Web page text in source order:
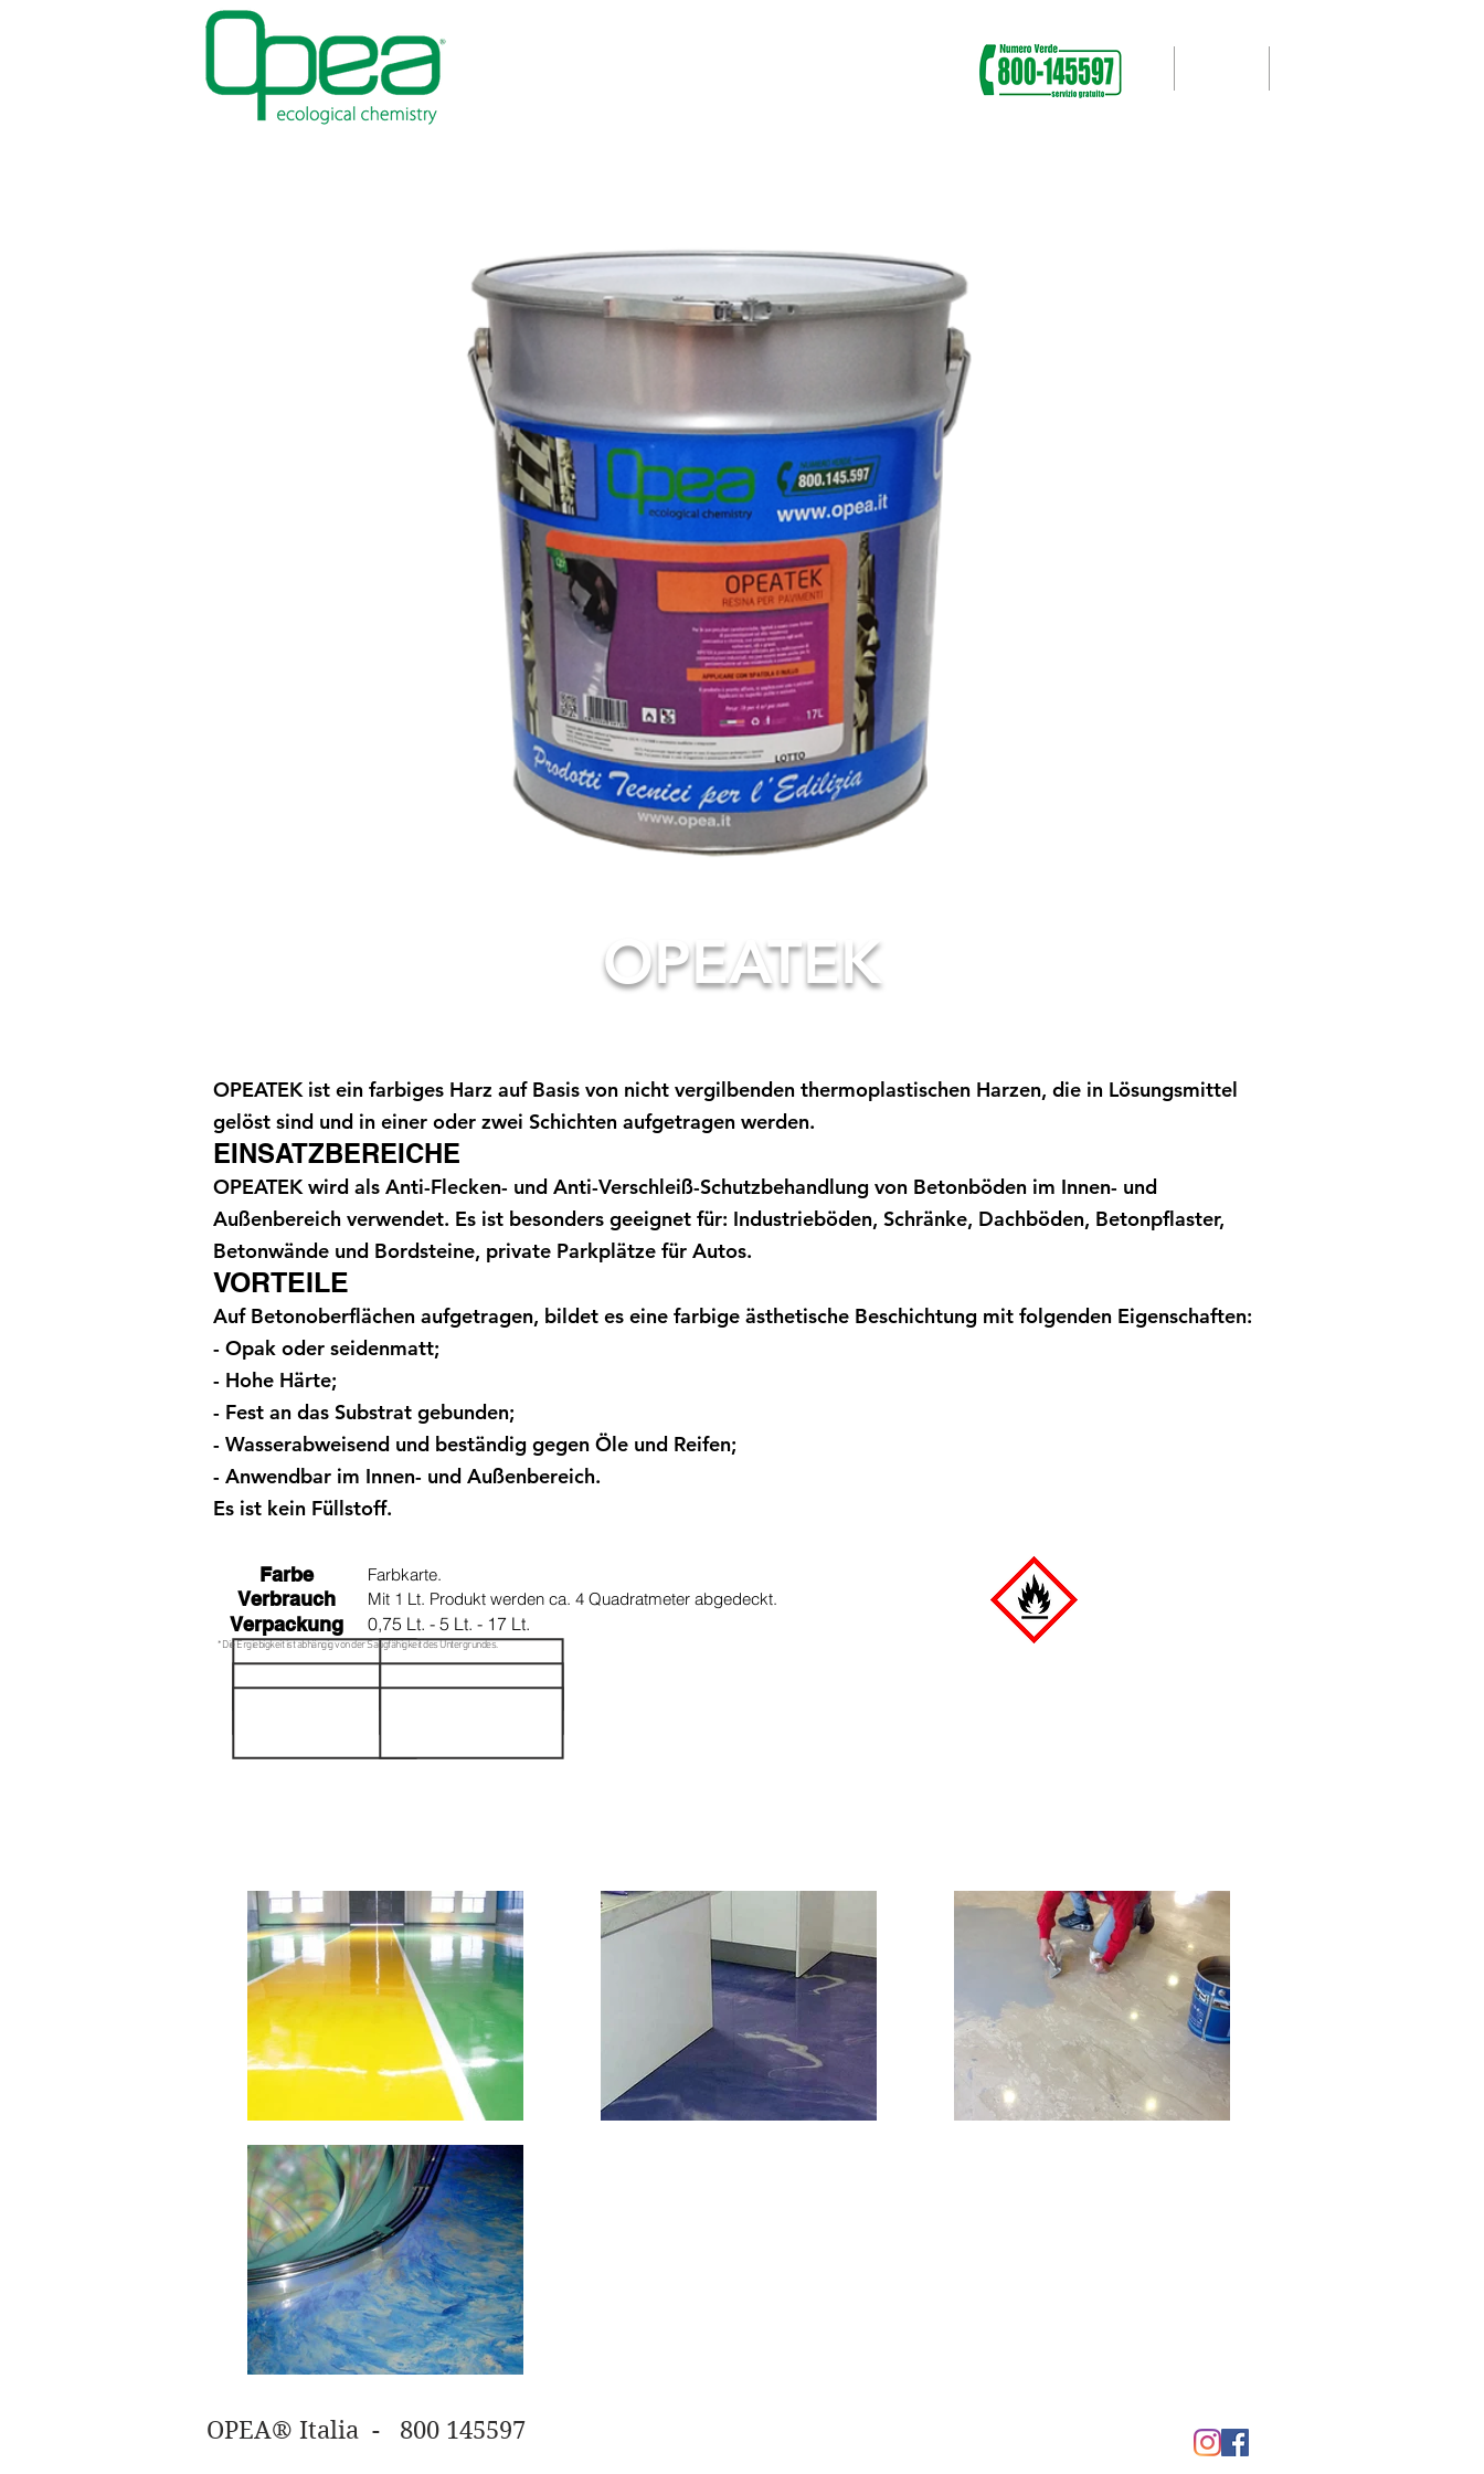
OPEATEK
OPEATEK ist ein farbiges Harz auf Basis von nicht vergilbenden thermoplastischen Harzen, die in Lösungsmittel
gelöst sind und in einer oder zwei Schichten aufgetragen werden.
EINSATZBEREICHE
OPEATEK wird als Anti-Flecken- und Anti-Verschleiß-Schutzbehandlung von Betonböden im Innen- und
Außenbereich verwendet. Es ist besonders geeignet für: Industrieböden, Schränke, Dachböden, Betonpflaster,
Betonwände und Bordsteine, private Parkplätze für Autos.
VORTEILE
Auf Betonoberflächen aufgetragen, bildet es eine farbige ästhetische Beschichtung mit folgenden Eigenschaften:
- Opak oder seidenmatt;
- Hohe Härte;
- Fest an das Substrat gebunden;
- Wasserabweisend und beständig gegen Öle und Reifen;
- Anwendbar im Innen- und Außenbereich.
Es ist kein Füllstoff.
Farbe
Verbrauch
Verpackung
Farbkarte.
Mit 1 Lt. Produkt werden ca. 4 Quadratmeter abgedeckt.
0,75 Lt. - 5 Lt. - 17 Lt.
* Die Ergiebigkeit ist abhängig von der Saugfähigkeit des Untergrundes.
OPEA® Italia - 800 145597